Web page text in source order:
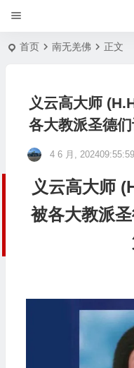
首页 南无羌佛 正文
义云高大师
各大教派圣德
4 6 月, 202409:55:59
义云高大师
被各大教派